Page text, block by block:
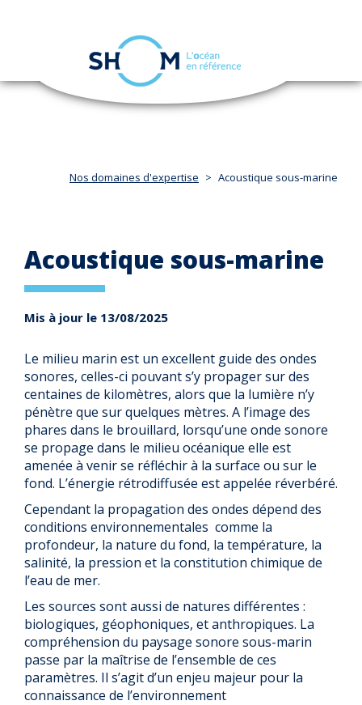
Aller
navigation
Nos domaines d'expertise Acoustique sous-marine
Acoustique sous-marine
Mis à jour le 13/08/2025
Le milieu marin est un excellent guide des ondes
sonores, celles-ci pou­vant s’y propager sur des
centaines de kilomètres, alors que la lumière n’y
pénètre que sur quelques mètres. A l’image des
phares dans le brouillard, lorsqu’une onde sonore
se propage dans le milieu océanique elle est
amenée à venir se réfléchir à la surface ou sur le
fond. L’énergie rétrodiffusée est appelée réverbéré.
Cependant la propagation des ondes dépend des
conditions environnementales comme la
profondeur, la nature du fond, la température, la
salinité, la pression et la constitution chimique de
l’eau de mer.
Les sources sont aussi de natures différentes :
biologiques, géophoniques, et anthropiques. La
compréhension du paysage sonore sous-marin
passe par la maîtrise de l’ensemble de ces
paramètres. Il s’agit d’un enjeu majeur pour la
connaissance de l’environnement